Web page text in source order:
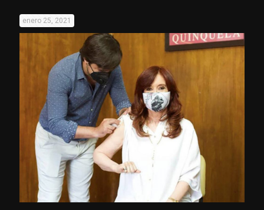
enero 25, 2021